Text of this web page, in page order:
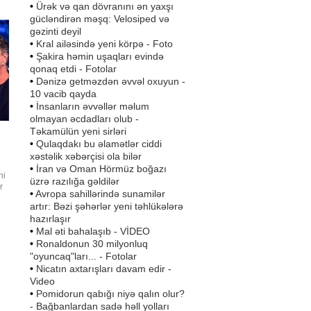
• Ürək və qan dövranını ən yaxşı
gücləndirən məşq: Velosiped və
gəzinti deyil
• Kral ailəsində yeni körpə - Foto
• Şakira həmin uşaqları evində
qonaq etdi - Fotolar
• Dənizə getməzdən əvvəl oxuyun -
10 vacib qayda
• İnsanların əvvəllər məlum
olmayan əcdadları olub -
Təkamülün yeni sirləri
• Qulaqdakı bu əlamətlər ciddi
xəstəlik xəbərçisi ola bilər
• İran və Oman Hörmüz boğazı
üzrə razılığa gəldilər
•Avropa sahillərində sunamilər
artır: Bəzi şəhərlər yeni təhlükələrə
hazırlaşır
• Mal əti bahalaşıb - VİDEO
• Ronaldonun 30 milyonluq
"oyuncaq"ları... - Fotolar
• Nicatın axtarışları davam edir -
Video
• Pomidorun qabığı niyə qalın olur?
- Bağbanlardan sadə həll yolları